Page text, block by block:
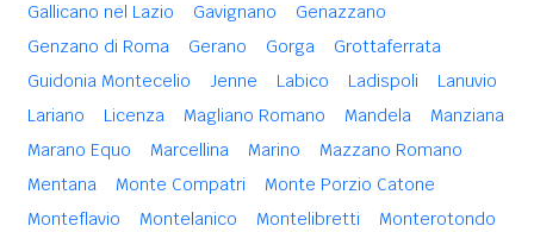
Gallicano nel Lazio
Gavignano
Genazzano
Genzano di Roma
Gerano Gorga
Grottaferrata
Guidonia Montecelio
Jenne Labico Ladispoli
Lanuvio
Lariano
Licenza Magliano Romano Mandela
Manziana
Marano Equo
Marcellina Marino
Mazzano Romano
Mentana
Monte Compatri
Monte Porzio Catone
Monteflavio
Montelanico Montelibretti
Monterotondo